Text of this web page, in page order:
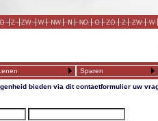
Sparen
bieden via dit contactformulier uw